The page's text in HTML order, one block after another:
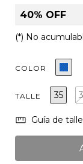
40% OFF
(*) No
COLOR
TALLE 35
Guía de